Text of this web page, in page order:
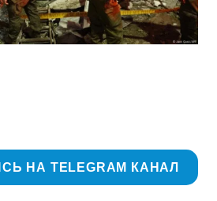
НА TELEGRAM КАНАЛ